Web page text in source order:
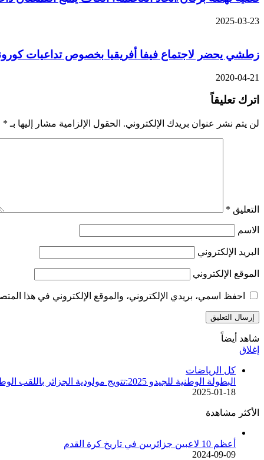
2025-03-23
زطشي يحضر لاجتماع فيفا أفريقيا بخصوص تداعيات
2020-04-21
اترك تعليقاً
لن يتم نشر عنوان بريدك الإلكتروني. الحقول الإلزامية مشار إليها بـ *
التعليق *
الاسم
البريد الإلكتروني
الموقع الإلكتروني
احفظ اسمي، بريدي الإلكتروني، والموقع الإلكتروني في هذا
شاهد أيضاً
إغلاق
كل الرياضات
البطولة الوطنية للجيدو 2025:تتويج مولودية الجزائر باللقب الوطني
2025-01-18
الأكثر مشاهدة
أعظم 10 لاعبين جزائريين في تاريخ كرة القدم
2024-09-09